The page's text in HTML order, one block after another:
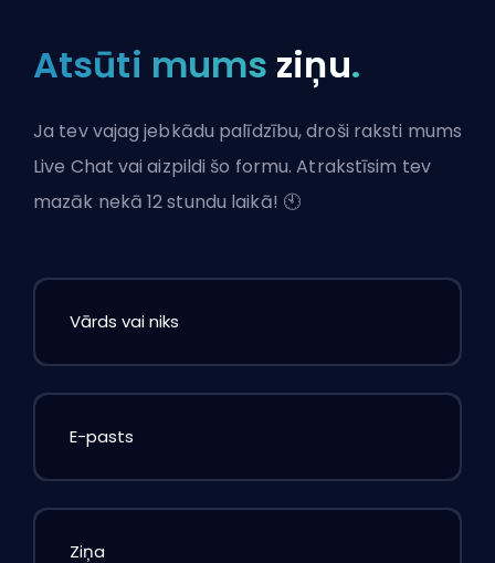
Atsūti mums ziņu.
Ja tev vajag jebkādu palīdzību, droši raksti mums
Live Chat vai aizpildi šo formu. Atrakstīsim tev
mazāk nekā 12 stundu laikā! 🕙
Vārds vai niks
E-pasts
Ziņa